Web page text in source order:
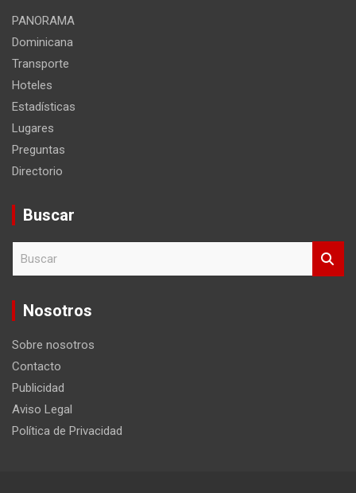
PANORAMA
Dominicana
Transporte
Hoteles
Estadísticas
Lugares
Preguntas
Directorio
Buscar
c
Nosotros
Sobre nosotros
Contacto
Publicidad
Aviso Legal
Política de Privacidad